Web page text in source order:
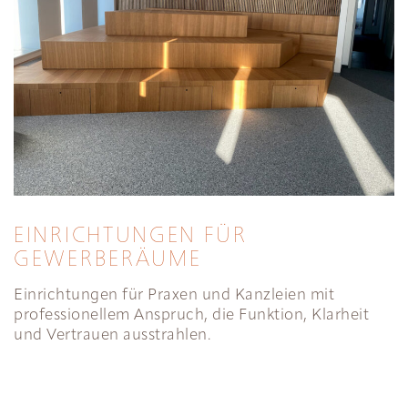
EINRICHTUNGEN FÜR
GEWERBERÄUME
Einrichtungen für Praxen und Kanzleien mit
professionellem Anspruch, die Funktion, Klarheit
und Vertrauen ausstrahlen.